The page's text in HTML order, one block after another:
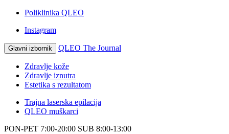
Poliklinika QLEO
Instagram
Glavni izbornik QLEO The Journal
Zdravlje kože
Zdravlje iznutra
Estetika s rezultatom
Trajna laserska epilacija
QLEO muškarci
PON-PET 7:00-20:00 SUB 8:00-13:00